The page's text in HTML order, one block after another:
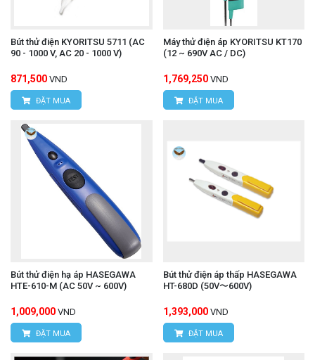
Bút thử điện KYORITSU 5711 (AC
90 - 1000 V, AC 20 - 1000 V)
871,500 VND
ĐẶT MUA
Máy thử điện áp KYORITSU KT170
(12 ~ 690V AC / DC)
1,769,250 VND
ĐẶT MUA
Bút thử điện hạ áp HASEGAWA
HTE-610-M (AC 50V ~ 600V)
1,009,000 VND
ĐẶT MUA
Bút thử điện áp thấp HASEGAWA
HT-680D (50V〜600V)
1,393,000 VND
ĐẶT MUA